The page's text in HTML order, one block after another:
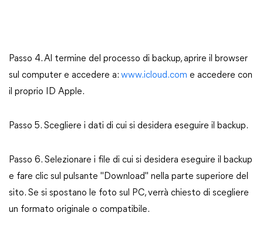
Passo 4. Al termine del processo di backup, aprire il browser
sul computer e accedere a: www.icloud.com e accedere con
il proprio ID Apple.
Passo 5. Scegliere i dati di cui si desidera eseguire il backup.
Passo 6. Selezionare i file di cui si desidera eseguire il backup
e fare clic sul pulsante "Download" nella parte superiore del
sito. Se si spostano le foto sul PC, verrà chiesto di scegliere
un formato originale o compatibile.